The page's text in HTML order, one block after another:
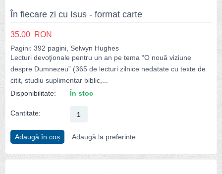
În fiecare zi cu Isus - format carte
35.00 RON
Pagini: 392 pagini, Selwyn Hughes
Lecturi devoţionale pentru un an pe tema “O nouă viziune
despre Dumnezeu” (365 de lecturi zilnice nedatate cu texte de
citit, studiu suplimentar biblic,...
Disponibilitate:
În stoc
Cantitate:
Adaugă în coș Adaugă la preferințe